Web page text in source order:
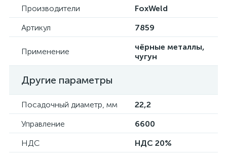
Производители
FoxWeld
Артикул
7859
Применение
чёрные металлы,
чугун
Другие параметры
Посадочный диаметр, мм
22,2
Управление
6600
НДС
НДС 20%